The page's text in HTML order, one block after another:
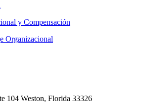
y Compensación
Organizacional
104 Weston, Florida 33326